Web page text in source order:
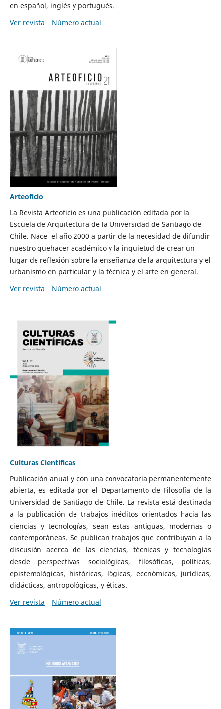
en español, inglés y portugués.
Ver revista
Número actual
Arteoficio
La Revista Arteoficio es una publicación editada por la
Escuela de Arquitectura de la Universidad de Santiago de
Chile. Nace el año 2000 a partir de la necesidad de difundir
nuestro quehacer académico y la inquietud de crear un
lugar de reflexión sobre la enseñanza de la arquitectura y el
urbanismo en particular y la técnica y el arte en general.
Ver revista
Número actual
Culturas Científicas
Publicación anual y con una convocatoria permanentemente
abierta, es editada por el Departamento de Filosofía de la
Universidad de Santiago de Chile. La revista está destinada
a la publicación de trabajos inéditos orientados hacia las
ciencias y tecnologías, sean estas antiguas, modernas o
contemporáneas. Se publican trabajos que contribuyan a la
discusión acerca de las ciencias, técnicas y tecnologías
desde perspectivas sociológicas, filosóficas, políticas,
epistemológicas, históricas, lógicas, económicas, jurídicas,
didácticas, antropológicas, y éticas.
Ver revista
Número actual